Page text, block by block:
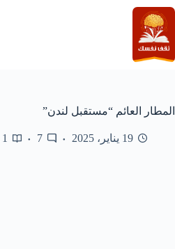
التجاوز
إلى
المحتوى
المطار العائم “مستقبل لندن”
19 يناير، 2025 7
1 min